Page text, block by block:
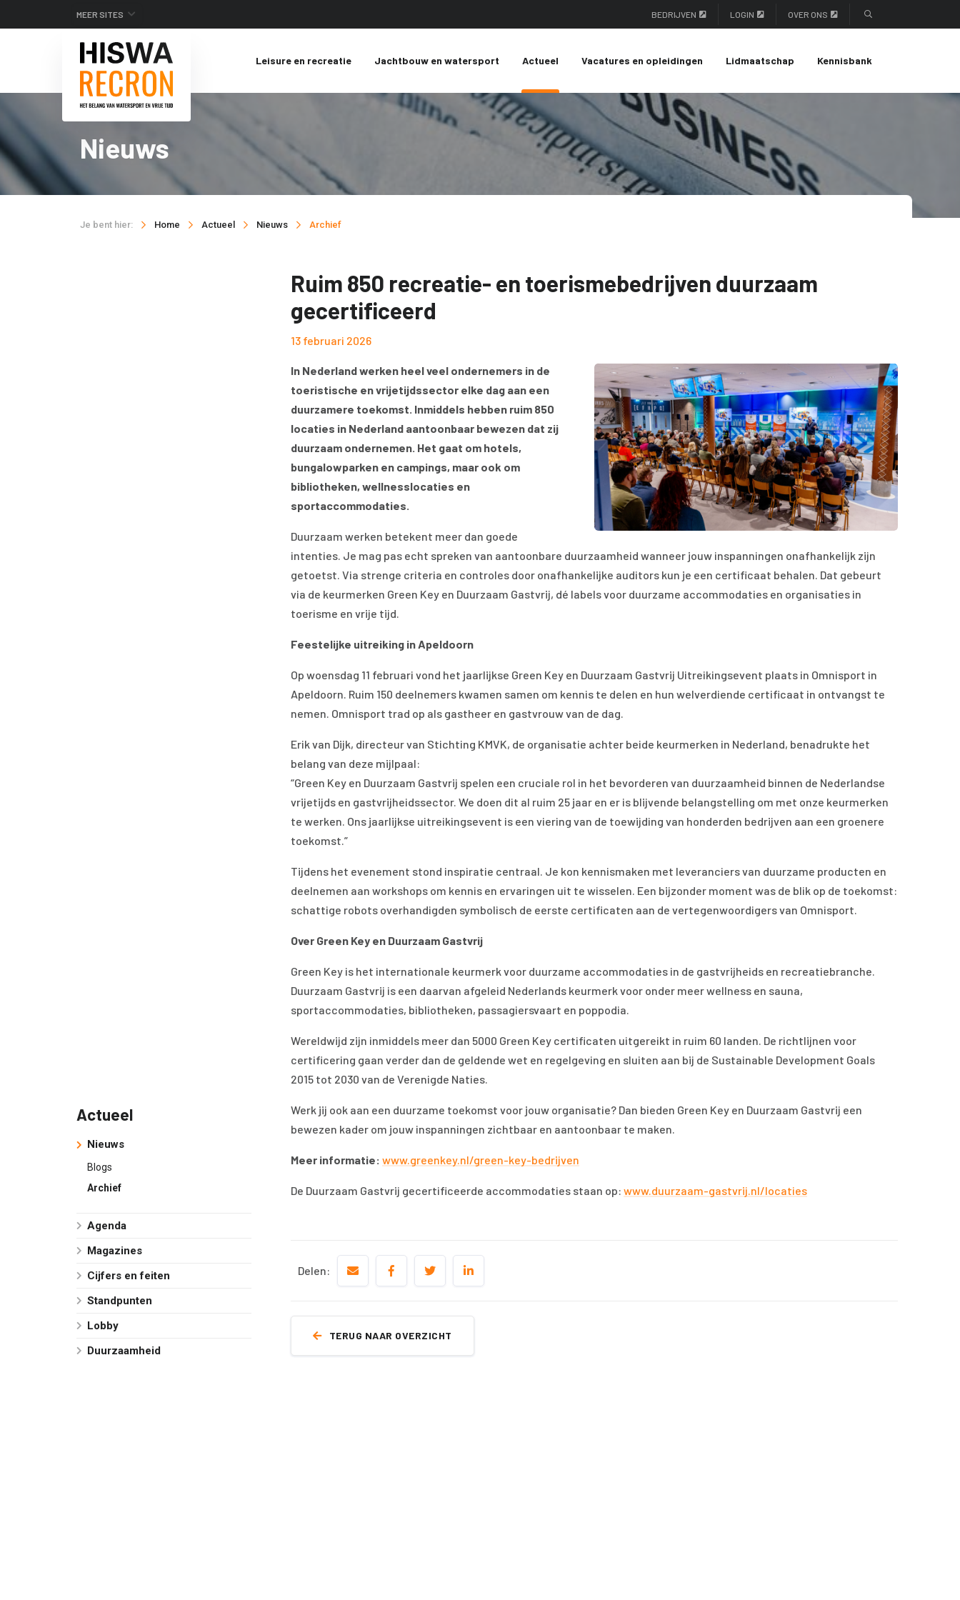
MEER SITES BEDRIJVEN LOGIN OVER ONS
Leisure en recreatie Jachtbouw en watersport Actueel Vacatures en opleidingen Lidmaatschap Kennisbank
Nieuws
Je bent hier: Home Actueel Nieuws Archief
Ruim 850 recreatie- en toerismebedrijven duurzaam
gecertificeerd
13 februari 2026
In Nederland werken heel veel ondernemers in de
toeristische en vrijetijdssector elke dag aan een
duurzamere toekomst. Inmiddels hebben ruim 850
locaties in Nederland aantoonbaar bewezen dat zij
duurzaam ondernemen. Het gaat om hotels,
bungalowparken en campings, maar ook om
bibliotheken, wellnesslocaties en
sportaccommodaties.
Duurzaam werken betekent meer dan goede
intenties. Je mag pas echt spreken van aantoonbare duurzaamheid wanneer jouw inspanningen onafhankelijk zijn
getoetst. Via strenge criteria en controles door onafhankelijke auditors kun je een certificaat behalen. Dat gebeurt
via de keurmerken Green Key en Duurzaam Gastvrij, dé labels voor duurzame accommodaties en organisaties in
toerisme en vrije tijd.
Feestelijke uitreiking in Apeldoorn
Op woensdag 11 februari vond het jaarlijkse Green Key en Duurzaam Gastvrij Uitreikingsevent plaats in Omnisport in
Apeldoorn. Ruim 150 deelnemers kwamen samen om kennis te delen en hun welverdiende certificaat in ontvangst te
nemen. Omnisport trad op als gastheer en gastvrouw van de dag.
Erik van Dijk, directeur van Stichting KMVK, de organisatie achter beide keurmerken in Nederland, benadrukte het
belang van deze mijlpaal:
“Green Key en Duurzaam Gastvrij spelen een cruciale rol in het bevorderen van duurzaamheid binnen de Nederlandse
vrijetijds en gastvrijheidssector. We doen dit al ruim 25 jaar en er is blijvende belangstelling om met onze keurmerken
te werken. Ons jaarlijkse uitreikingsevent is een viering van de toewijding van honderden bedrijven aan een groenere
toekomst.”
Tijdens het evenement stond inspiratie centraal. Je kon kennismaken met leveranciers van duurzame producten en
deelnemen aan workshops om kennis en ervaringen uit te wisselen. Een bijzonder moment was de blik op de toekomst:
schattige robots overhandigden symbolisch de eerste certificaten aan de vertegenwoordigers van Omnisport.
Over Green Key en Duurzaam Gastvrij
Green Key is het internationale keurmerk voor duurzame accommodaties in de gastvrijheids en recreatiebranche.
Duurzaam Gastvrij is een daarvan afgeleid Nederlands keurmerk voor onder meer wellness en sauna,
sportaccommodaties, bibliotheken, passagiersvaart en poppodia.
Wereldwijd zijn inmiddels meer dan 5000 Green Key certificaten uitgereikt in ruim 60 landen. De richtlijnen voor
certificering gaan verder dan de geldende wet en regelgeving en sluiten aan bij de Sustainable Development Goals
2015 tot 2030 van de Verenigde Naties.
Werk jij ook aan een duurzame toekomst voor jouw organisatie? Dan bieden Green Key en Duurzaam Gastvrij een
bewezen kader om jouw inspanningen zichtbaar en aantoonbaar te maken.
Meer informatie: www.greenkey.nl/green-key-bedrijven
De Duurzaam Gastvrij gecertificeerde accommodaties staan op: www.duurzaam-gastvrij.nl/locaties
Delen:
TERUG NAAR OVERZICHT
Actueel
Nieuws
Blogs
Archief
Agenda
Magazines
Cijfers en feiten
Standpunten
Lobby
Duurzaamheid